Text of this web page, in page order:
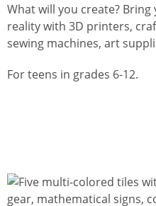
What will you create?
reality with 3D printers,
sewing machines, art
For teens in grades 6-12.